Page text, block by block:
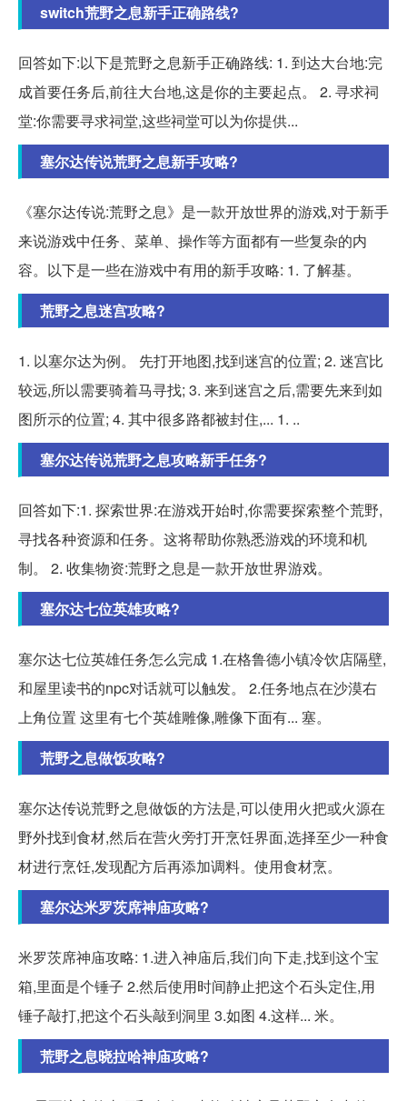
switch荒野之息新手正确路线?
回答如下:以下是荒野之息新手正确路线: 1. 到达大台地:完
成首要任务后,前往大台地,这是你的主要起点。 2. 寻求祠
堂:你需要寻求祠堂,这些祠堂可以为你提供...
塞尔达传说荒野之息新手攻略?
《塞尔达传说:荒野之息》是一款开放世界的游戏,对于新手
来说游戏中任务、菜单、操作等方面都有一些复杂的内
容。以下是一些在游戏中有用的新手攻略: 1. 了解基。
荒野之息迷宫攻略?
1. 以塞尔达为例。 先打开地图,找到迷宫的位置; 2. 迷宫比
较远,所以需要骑着马寻找; 3. 来到迷宫之后,需要先来到如
图所示的位置; 4. 其中很多路都被封住,... 1. ..
塞尔达传说荒野之息攻略新手任务?
回答如下:1. 探索世界:在游戏开始时,你需要探索整个荒野,
寻找各种资源和任务。这将帮助你熟悉游戏的环境和机
制。 2. 收集物资:荒野之息是一款开放世界游戏。
塞尔达七位英雄攻略?
塞尔达七位英雄任务怎么完成 1.在格鲁德小镇冷饮店隔壁,
和屋里读书的npc对话就可以触发。 2.任务地点在沙漠右
上角位置 这里有七个英雄雕像,雕像下面有... 塞。
荒野之息做饭攻略?
塞尔达传说荒野之息做饭的方法是,可以使用火把或火源在
野外找到食材,然后在营火旁打开烹饪界面,选择至少一种食
材进行烹饪,发现配方后再添加调料。使用食材烹。
塞尔达米罗茨席神庙攻略?
米罗茨席神庙攻略: 1.进入神庙后,我们向下走,找到这个宝
箱,里面是个锤子 2.然后使用时间静止把这个石头定住,用
锤子敲打,把这个石头敲到洞里 3.如图 4.这样... 米。
荒野之息晓拉哈神庙攻略?